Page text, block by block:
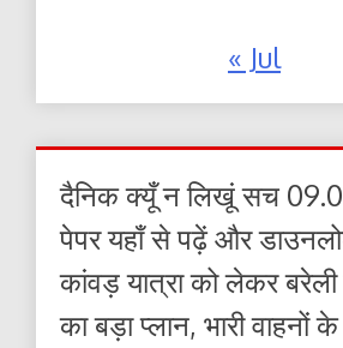
« Jul
दैनिक क्यूँ न लिखूं सच
पेपर यहाँ से पढ़ें और
कांवड़ यात्रा को लेकर
का बड़ा प्लान, भारी